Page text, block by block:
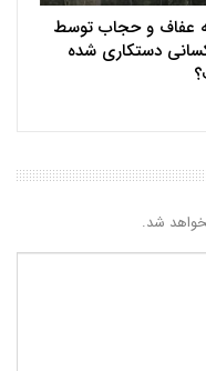
عفاف و حجاب توسط
دستکاری شده
شد.